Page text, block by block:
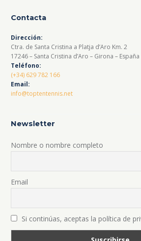
Contacta
Dirección:
Ctra. de Santa Cristina a Platja d’Aro Km. 2
17246 – Santa Cristina d’Aro – Girona – España
Teléfono:
(+34) 629 782 166
Email:
info@toptentennis.net
Newsletter
Nombre o nombre completo
Email
Si continúas, aceptas la política de